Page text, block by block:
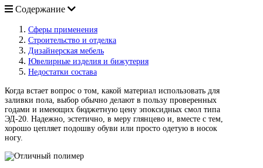
Содержание
Сферы применения
Строительство и отделка
Дизайнерская мебель
Ювелирные изделия и бижутерия
Недостатки состава
Когда встает вопрос о том, какой материал использовать для
заливки пола, выбор обычно делают в пользу проверенных
годами и имеющих бюджетную цену эпоксидных смол типа
ЭД-20. Надежно, эстетично, в меру глянцево и, вместе с тем,
хорошо цепляет подошву обуви или просто одетую в носок
ногу.